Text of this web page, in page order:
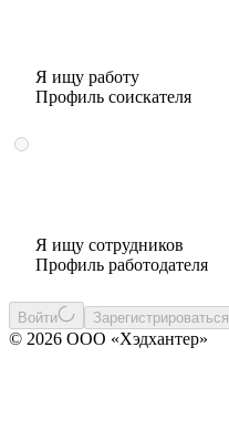
Я ищу работу
Профиль соискателя
Я ищу сотрудников
Профиль работодателя
Войти Зарегистрироваться
© 2026 ООО «Хэдхантер»